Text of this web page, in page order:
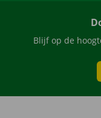
Blijf op de